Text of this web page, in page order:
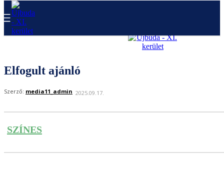
Elfogult ajánló
Szerző: media11_admin 2025.09.17.
SZÍNES